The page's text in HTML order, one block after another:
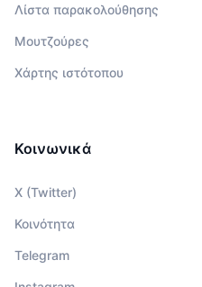
Λίστα παρακολούθησης
Μουτζούρες
Χάρτης ιστότοπου
Κοινωνικά
X (Twitter)
Κοινότητα
Telegram